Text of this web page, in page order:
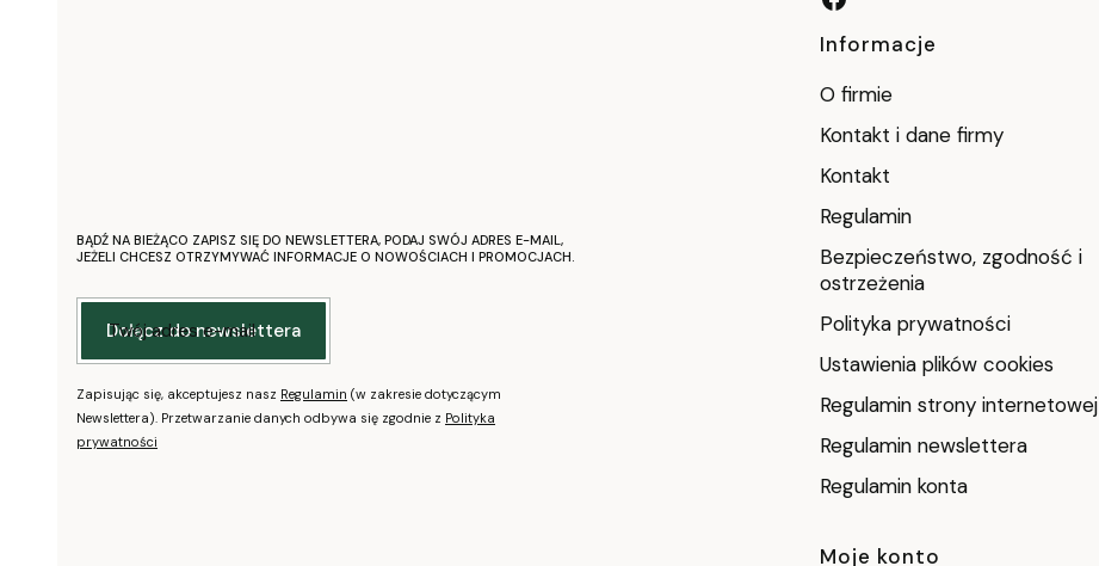
BĄDŹ NA BIEŻĄCO ZAPISZ SIĘ DO NEWSLETTERA, PODAJ SWÓJ ADRES E-MAIL,
JEŻELI CHCESZ OTRZYMYWAĆ INFORMACJE O NOWOŚCIACH I PROMOCJACH.
Twój adres e-mail
Dołącz do newslettera
Zapisując się, akceptujesz nasz Regulamin (w zakresie dotyczącym
Newslettera). Przetwarzanie danych odbywa się zgodnie z Polityka
prywatności
Linki w stopce
Informacje
O firmie
Kontakt i dane firmy
Kontakt
Regulamin
Bezpieczeństwo, zgodność i
ostrzeżenia
Polityka prywatności
Ustawienia plików cookies
Regulamin strony internetowej
Regulamin newslettera
Regulamin konta
Moje konto